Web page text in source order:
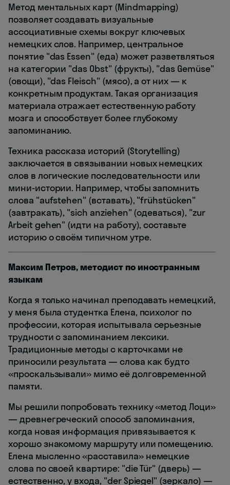
Метод ментальных карт (Mindmapping)
позволяет создавать визуальные
ассоциативные схемы вокруг ключевых
немецких слов. Например, центральное
понятие "das Essen" (еда) может разветвляться
на категории "das Obst" (фрукты), "das Gemüse"
(овощи), "das Fleisch" (мясо), а от них — к
конкретным продуктам. Такая организация
материала отражает естественную работу
мозга и способствует более глубокому
запоминанию.
Техника рассказа историй (Storytelling)
заключается в связывании новых немецких
слов в логические последовательности или
мини-истории. Например, чтобы запомнить
слова "aufstehen" (вставать), "frühstücken"
(завтракать), "sich anziehen" (одеваться), "zur
Arbeit gehen" (идти на работу), составьте
историю о своём типичном утре.
Максим Петров, методист по иностранным
языкам
Когда я только начинал преподавать немецкий,
у меня была студентка Елена, психолог по
профессии, которая испытывала серьезные
трудности с запоминанием лексики.
Традиционные методы с карточками не
приносили результата — слова как будто
«проскальзывали» мимо её долговременной
памяти.
Мы решили попробовать технику «метод Лоци»
— древнегреческий способ запоминания,
когда новая информация привязывается к
хорошо знакомому маршруту или помещению.
Елена мысленно «расставила» немецкие
слова по своей квартире: "die Tür" (дверь) —
естественно, у входа, "der Spiegel" (зеркало) —